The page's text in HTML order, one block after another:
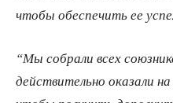
чтобы обеспечить ее
“Мы собрали всех
действительно оказали на